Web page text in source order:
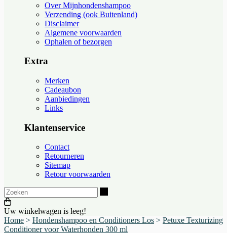
Over Mijnhondenshampoo
Verzending (ook Buitenland)
Disclaimer
Algemene voorwaarden
Ophalen of bezorgen
Extra
Merken
Cadeaubon
Aanbiedingen
Links
Klantenservice
Contact
Retourneren
Sitemap
Retour voorwaarden
Uw winkelwagen is leeg!
Home > Hondenshampoo en Conditioners Los > Petuxe Texturizing
Conditioner voor Waterhonden 300 ml